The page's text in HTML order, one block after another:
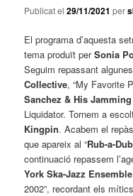
Publicat el29/11/2021 per
El programa d’aquesta
tema produït perSonia
Seguim repassant
Collective, “My Favorite
Sanchez & His
Liquidator. Tornem a
Kingpin. Acabem el
que apareix al “Rub-a-
continuació repassem
York Ska-Jazz Ensemble
2002”, recordant els